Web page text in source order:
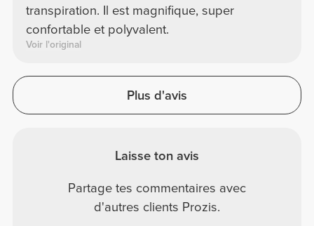
transpiration. Il est magnifique, super
confortable et polyvalent.
Voir l'original
Plus d'avis
Laisse ton avis
Partage tes commentaires avec
d'autres clients Prozis.